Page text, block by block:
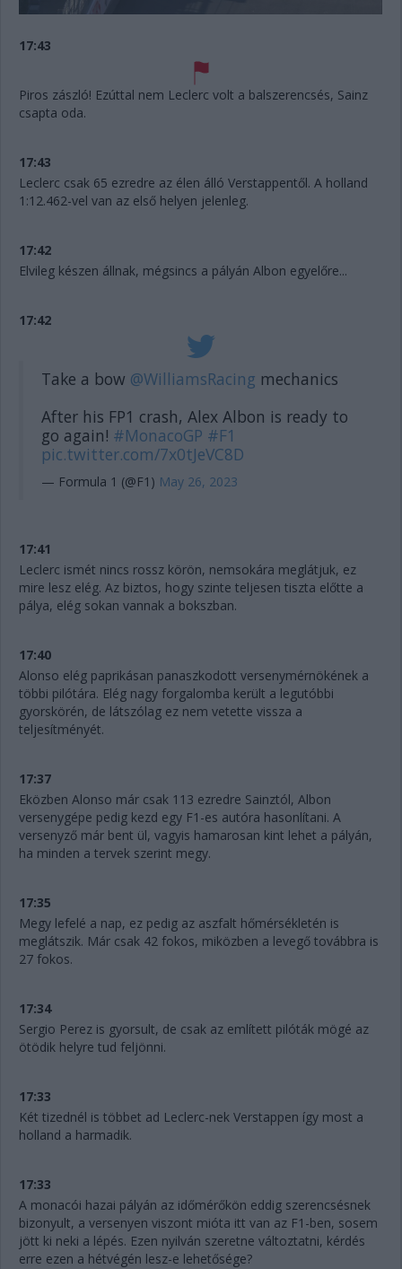
17:43
Piros zászló! Ezúttal nem Leclerc volt a balszerencsés, Sainz
csapta oda.
17:43
Leclerc csak 65 ezredre az élen álló Verstappentől. A holland
1:12.462-vel van az első helyen jelenleg.
17:42
Elvileg készen állnak, mégsincs a pályán Albon egyelőre...
17:42
Take a bow @WilliamsRacing mechanics
After his FP1 crash, Alex Albon is ready to
go again! #MonacoGP #F1
pic.twitter.com/7x0tJeVC8D
— Formula 1 (@F1) May 26, 2023
17:41
Leclerc ismét nincs rossz körön, nemsokára meglátjuk, ez
mire lesz elég. Az biztos, hogy szinte teljesen tiszta előtte a
pálya, elég sokan vannak a bokszban.
17:40
Alonso elég paprikásan panaszkodott versenymérnökének a
többi pilótára. Elég nagy forgalomba került a legutóbbi
gyorskörén, de látszólag ez nem vetette vissza a
teljesítményét.
17:37
Eközben Alonso már csak 113 ezredre Sainztól, Albon
versenygépe pedig kezd egy F1-es autóra hasonlítani. A
versenyző már bent ül, vagyis hamarosan kint lehet a pályán,
ha minden a tervek szerint megy.
17:35
Megy lefelé a nap, ez pedig az aszfalt hőmérsékletén is
meglátszik. Már csak 42 fokos, miközben a levegő továbbra is
27 fokos.
17:34
Sergio Perez is gyorsult, de csak az említett pilóták mögé az
ötödik helyre tud feljönni.
17:33
Két tizednél is többet ad Leclerc-nek Verstappen így most a
holland a harmadik.
17:33
A monacói hazai pályán az időmérőkön eddig szerencsésnek
bizonyult, a versenyen viszont mióta itt van az F1-ben, sosem
jött ki neki a lépés. Ezen nyilván szeretne változtatni, kérdés
erre ezen a hétvégén lesz-e lehetősége?